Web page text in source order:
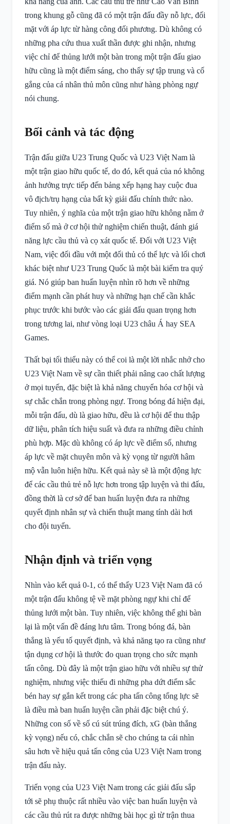
trong khung gỗ cũng đã có một trận đấu đầy nỗ lực, đối
mặt với áp lực từ hàng công đối phương. Dù không có
những pha cứu thua xuất thần được ghi nhận, nhưng
việc chỉ để thủng lưới một bàn trong một trận đấu giao
hữu cũng là một điểm sáng, cho thấy sự tập trung và cố
gắng của cá nhân thủ môn cũng như hàng phòng ngự
nói chung.
Bối cảnh và tác động
Trận đấu giữa U23 Trung Quốc và U23 Việt Nam là
một trận giao hữu quốc tế, do đó, kết quả của nó không
ảnh hưởng trực tiếp đến bảng xếp hạng hay cuộc đua
vô địch/trụ hạng của bất kỳ giải đấu chính thức nào.
Tuy nhiên, ý nghĩa của một trận giao hữu không nằm ở
điểm số mà ở cơ hội thử nghiệm chiến thuật, đánh giá
năng lực cầu thủ và cọ xát quốc tế. Đối với U23 Việt
Nam, việc đối đầu với một đối thủ có thể lực và lối chơi
khác biệt như U23 Trung Quốc là một bài kiểm tra quý
giá. Nó giúp ban huấn luyện nhìn rõ hơn về những
điểm mạnh cần phát huy và những hạn chế cần khắc
phục trước khi bước vào các giải đấu quan trọng hơn
trong tương lai, như vòng loại U23 châu Á hay SEA
Games.
Thất bại tối thiểu này có thể coi là một lời nhắc nhở cho
U23 Việt Nam về sự cần thiết phải nâng cao chất lượng
ở mọi tuyến, đặc biệt là khả năng chuyển hóa cơ hội và
sự chắc chắn trong phòng ngự. Trong bóng đá hiện đại,
mỗi trận đấu, dù là giao hữu, đều là cơ hội để thu thập
dữ liệu, phân tích hiệu suất và đưa ra những điều chỉnh
phù hợp. Mặc dù không có áp lực về điểm số, nhưng
áp lực về mặt chuyên môn và kỳ vọng từ người hâm
mộ vẫn luôn hiện hữu. Kết quả này sẽ là một động lực
để các cầu thủ trẻ nỗ lực hơn trong tập luyện và thi đấu,
đồng thời là cơ sở để ban huấn luyện đưa ra những
quyết định nhân sự và chiến thuật mang tính dài hơi
cho đội tuyển.
Nhận định và triển vọng
Nhìn vào kết quả 0-1, có thể thấy U23 Việt Nam đã có
một trận đấu không tệ về mặt phòng ngự khi chỉ để
thủng lưới một bàn. Tuy nhiên, việc không thể ghi bàn
lại là một vấn đề đáng lưu tâm. Trong bóng đá, bàn
thắng là yếu tố quyết định, và khả năng tạo ra cũng như
tận dụng cơ hội là thước đo quan trọng cho sức mạnh
tấn công. Dù đây là một trận giao hữu với nhiều sự thử
nghiệm, nhưng việc thiếu đi những pha dứt điểm sắc
bén hay sự gắn kết trong các pha tấn công tổng lực sẽ
là điều mà ban huấn luyện cần phải đặc biệt chú ý.
Những con số về số cú sút trúng đích, xG (bàn thắng
kỳ vọng) nếu có, chắc chắn sẽ cho chúng ta cái nhìn
sâu hơn về hiệu quả tấn công của U23 Việt Nam trong
trận đấu này.
Triển vọng của U23 Việt Nam trong các giải đấu sắp
tới sẽ phụ thuộc rất nhiều vào việc ban huấn luyện và
các cầu thủ rút ra được những bài học gì từ trận thua